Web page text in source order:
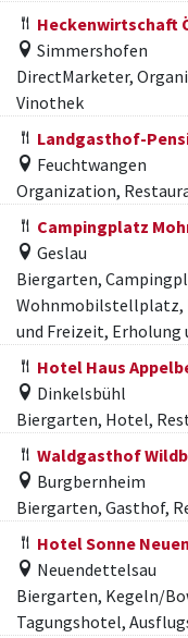
Heckenwirtschaft
Simmershofen
DirectMarketer,
Vinothek
Landgasthof-
Feuchtwangen
Organization,
Campingplatz
Geslau
Biergarten,
Wohnmobilstellplatz,
und Freizeit, Erholung
Hotel Haus
Dinkelsbühl
Biergarten, Hotel,
Waldgasthof
Burgbernheim
Biergarten, Gasthof,
Hotel Sonne
Neuendettelsau
Biergarten, Kegeln/
Tagungshotel,